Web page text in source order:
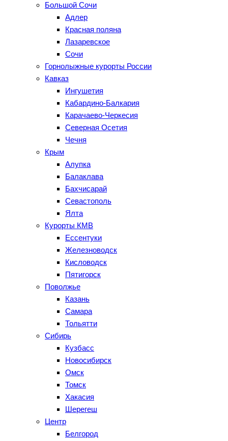
Большой Сочи
Адлер
Красная поляна
Лазаревское
Сочи
Горнолыжные курорты России
Кавказ
Ингушетия
Кабардино-Балкария
Карачаево-Черкесия
Северная Осетия
Чечня
Крым
Алупка
Балаклава
Бахчисарай
Севастополь
Ялта
Курорты КМВ
Ессентуки
Железноводск
Кисловодск
Пятигорск
Поволжье
Казань
Самара
Тольятти
Сибирь
Кузбасс
Новосибирск
Омск
Томск
Хакасия
Шерегеш
Центр
Белгород